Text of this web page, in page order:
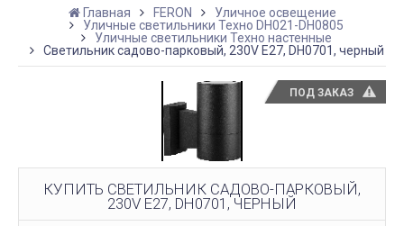
Главная FERON
Уличное освещение
Уличные светильники Техно DH021-DH0805
Уличные светильники Техно настенные
Светильник садово-парковый, 230V E27, DH0701, черный
ПОД ЗАКАЗ
КУПИТЬ СВЕТИЛЬНИК САДОВО-ПАРКОВЫЙ,
230V E27, DH0701, ЧЕРНЫЙ